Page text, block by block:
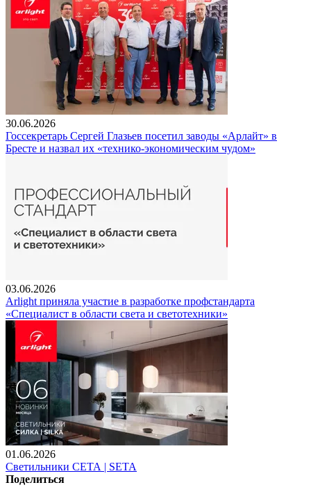
30.06.2026
Госсекретарь Сергей Глазьев посетил заводы «Арлайт» в
Бресте и назвал их «технико-экономическим чудом»
03.06.2026
Arlight приняла участие в разработке профстандарта
«Специалист в области света и светотехники»
01.06.2026
Светильники СЕТА | SETA
Поделиться